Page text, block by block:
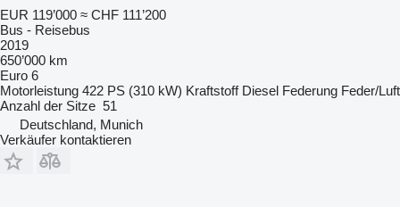
EUR 119’000 ≈ CHF 111’200
Bus - Reisebus
2019
650’000 km
Euro 6
Motorleistung 422 PS (310 kW) Kraftstoff Diesel Federung Feder/Luft
Anzahl der Sitze 51
Deutschland, Munich
Verkäufer kontaktieren